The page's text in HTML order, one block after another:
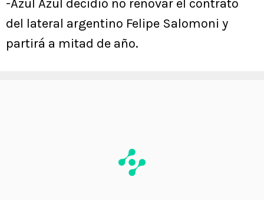
-Azul Azul decidió no renovar el contrato
del lateral argentino Felipe Salomoni y
partirá a mitad de año.